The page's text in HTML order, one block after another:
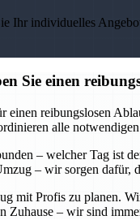
Ihr individuelles
Sie einen
reibungslosen
alle
– welcher Tag ist
– wir sorgen dafür,
mit Profis zu planen.
Zuhause – wir sind